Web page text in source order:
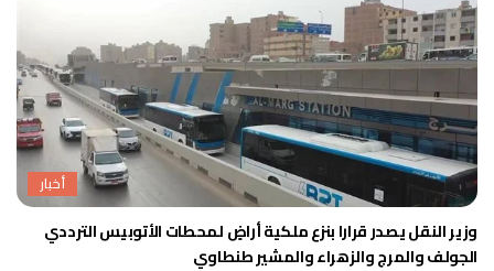
أخبار
وزير النقل يصدر قرارا بنزع ملكية أراضٍ لمحطات الأتوبيس الترددي
الجولف والمرج والزهراء والمشير طنطاوي